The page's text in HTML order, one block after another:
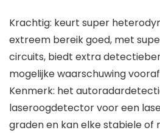
Krachtig: keurt super
extreem bereik goed, met
circuits, biedt extra
mogelijke waarschuwing
Kenmerk: het
laseroogdetector voor een
graden en kan elke stabiele of